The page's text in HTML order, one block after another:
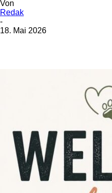
Von
Redak
-
18. Mai 2026